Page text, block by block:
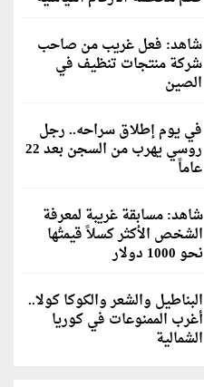
شاهد: فعل غريب من صاحب
شركة منتجات تنظيف في
الصين
في يوم إطلاق سراحه.. رجل
روسي يهرب من السجن بعد 22
عاماً
شاهد: مسابقة غريبة لمعرفة
الشخص الأكثر كسلاً قيمتُها
نحو 1000 دولار
البناطيل والشعر والكوكا كولا..
أغرب الممنوعات في كوريا
الشمالية